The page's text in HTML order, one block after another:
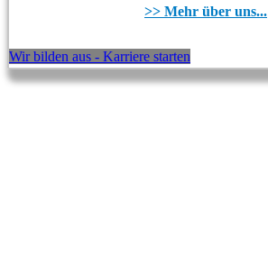
>> Mehr über uns...
Wir bilden aus - Karriere starten